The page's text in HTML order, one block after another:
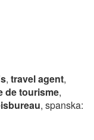
, travel agent,
de tourisme,
, spanska: